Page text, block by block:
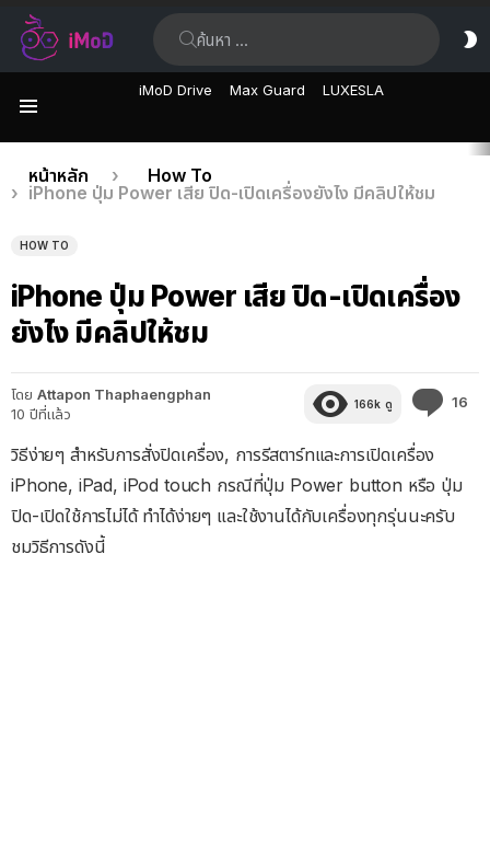
iMoD Drive Max Guard LUXESLA
เรื่อง
ล่าสุด
คุณอยู่ที่นี่:
หน้าหลัก
How To
iPhone ปุ่ม Power เสีย ปิด-เปิดเครื่องยังไง มีคลิปให้ชม
HOW TO
iPhone ปุ่ม Power เสีย ปิด-เปิดเครื่อง
ยังไง มีคลิปให้ชม
โดย Attapon Thaphaengphan
10 ปีที่แล้ว
166k ดู 16
วิธีง่ายๆ สำหรับการสั่งปิดเครื่อง, การรีสตาร์ทและการเปิดเครื่อง
iPhone, iPad, iPod touch กรณีที่ปุ่ม Power button หรือ ปุ่ม
ปิด-เปิดใช้การไม่ได้ ทำได้ง่ายๆ และใช้งานได้กับเครื่องทุกรุ่นนะครับ
ชมวิธีการดังนี้